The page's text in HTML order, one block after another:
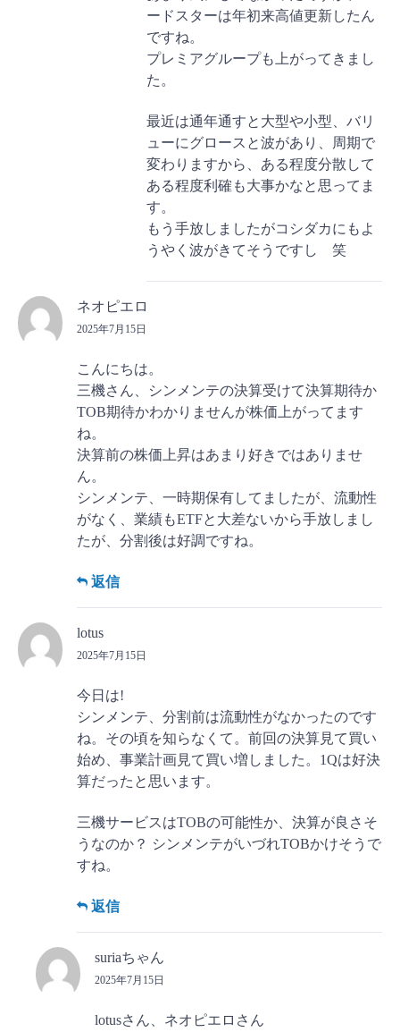
ードスターは年初来高値更新したん
ですね。
プレミアグループも上がってきまし
た。
最近は通年通すと大型や小型、バリ
ューにグロースと波があり、周期で
変わりますから、ある程度分散して
ある程度利確も大事かなと思ってま
す。
もう手放しましたがコシダカにもよ
うやく波がきてそうですし 笑
ネオピエロ
2025年7月15日
こんにちは。
三機さん、シンメンテの決算受けて決算期待か
TOB期待かわかりませんが株価上がってます
ね。
決算前の株価上昇はあまり好きではありませ
ん。
シンメンテ、一時期保有してましたが、流動性
がなく、業績もETFと大差ないから手放しまし
たが、分割後は好調ですね。
返信
lotus
2025年7月15日
今日は!
シンメンテ、分割前は流動性がなかったのです
ね。その頃を知らなくて。前回の決算見て買い
始め、事業計画見て買い増しました。1Qは好決
算だったと思います。
三機サービスはTOBの可能性か、決算が良さそ
うなのか？ シンメンテがいづれTOBかけそうで
すね。
返信
suriaちゃん
2025年7月15日
lotusさん、ネオピエロさん